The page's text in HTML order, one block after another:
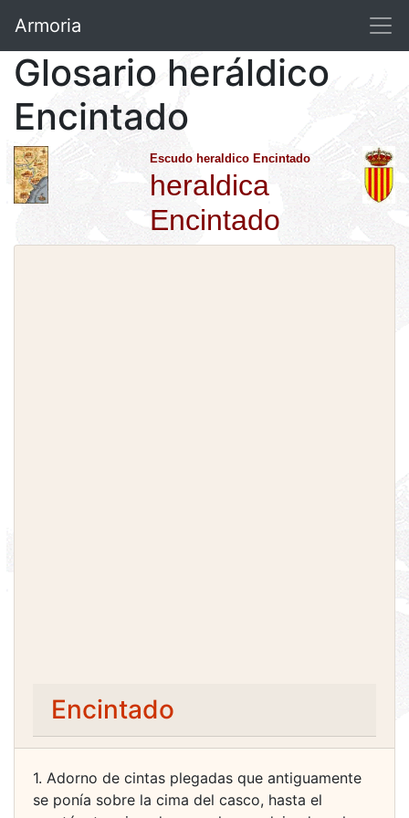
Armoria
Glosario heráldico
Encintado
Escudo heraldico Encintado
heraldica
Encintado
Encintado
1. Adorno de cintas plegadas que antiguamente
se ponía sobre la cima del casco, hasta el